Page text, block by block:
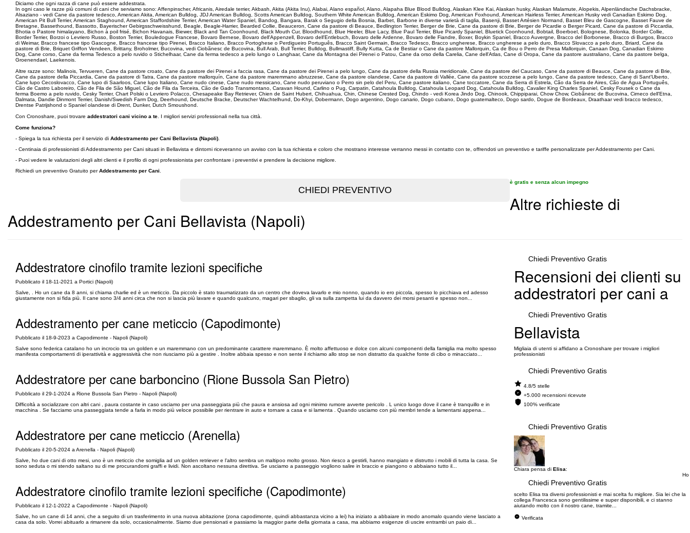
Diciamo che ogni razza di cane può essere addestrata.
In ogni caso le razze più comuni di cani che serviamo sono: Affenpinscher, Africanis, Airedale terrier, Akbash, Akita (Akita Inu), Alabai, Alano español, Alano, Alapaha Blue Blood Bulldog, Alaskan Klee Kai, Alaskan husky, Alaskan Malamute, Alopekis, Alpenländische Dachsbracke,
Alsaziano - vedi Cane da pastore tedesco, American Akita, American Bulldog, JDJ American Bulldog, Scotts American Bulldog, Southern White American Bulldog, American Eskimo Dog, American Foxhound, American Hairless Terrier, American Husky vedi Canadian Eskimo Dog,
American Pit Bull Terrier, American Staghound, American Staffordshire Terrier, American Water Spaniel, Bandog, Bangara, Barak o Segugio della Bosnia, Barbet, Barbone in diverse varietà di taglia, Basenji, Basset Artésien Normand, Basset Bleu de Gascogne, Basset Fauve de
Bretagne, Bassethound, Bassotto, Bayerischer Gebirgsschweisshund, Beagle, Beagle-Harrier, Bearded Collie, Beauceron, Cane da pastore di Beauce, Bedlington Terrier, Berger de Brie, Cane da pastore di Brie, Berger de Picardie o Berger Picard, Cane da pastore di Piccardia,
Bhotia o Pastore himalayano, Bichon à poil frisé, Bichon Havanais, Biewer, Black and Tan Coonhound, Black Mouth Cur, Bloodhound, Blue Heeler, Blue Lacy, Blue Paul Terrier, Blue Picardy Spaniel, Bluetick Coonhound, Bobtail, Boerboel, Bolognese, Bolonka, Border Collie,
Border Terrier, Borzoi o Levriero Russo, Boston Terrier, Bouledogue Francese, Bovaro Bernese, Bovaro dell'Appenzell, Bovaro dell'Entlebuch, Bovaro delle Ardenne, Bovaro delle Fiandre, Boxer, Boykin Spaniel, Bracco Auvergne, Bracco del Borbonese, Bracco di Burgos, Bracco
di Weimar, Bracco francese tipo Gascogne, Bracco francese tipo Pirenei, Bracco Italiano, Bracco Portoghese o Perdigueiro Português, Bracco Saint Germain, Bracco Tedesco, Bracco ungherese, Bracco ungherese a pelo duro, Bracco Slovacco a pelo duro, Briard, Cane da
pastore di Brie, Briquet Griffon Vendeen, Brittany, Broholmer, Bucovina, vedi Ciobãnesc de Bucovina, Bull Arab, Bull Terrier, Bulldog, Bullmastiff, Bully Kutta, Ca de Bestiar o Cane da pastore Mallorquin, Ca de Bou o Perro de Presa Mallorquin, Canaan Dog, Canadian Eskimo
Dog, Cane corso, Cane da ferma Tedesco a pelo ruvido o Stichelhaar, Cane da ferma tedesco a pelo lungo o Langhaar, Cane da Montagna dei Pirenei o Patou, Cane da orso della Carelia, Cane dell'Atlas, Cane di Oropa, Cane da pastore australiano, Cane da pastore belga,
Groenendael, Laekenois.
Altre razze sono: Malinois, Tervueren, Cane da pastore croato, Cane da pastore dei Pirenei a faccia rasa, Cane da pastore dei Pirenei a pelo lungo, Cane da pastore della Russia meridionale, Cane da pastore del Caucaso, Cane da pastore di Beauce, Cane da pastore di Brie,
Cane da pastore della Piccardia, Cane da pastore di Tatra, Cane da pastore mallorquín, Cane da pastore maremmano abruzzese, Cane da pastore olandese, Cane da pastore di Vallée, Cane da pastore scozzese a pelo lungo, Cane da pastore tedesco, Cane di Sant'Uberto,
Cane lupo Cecoslovacco, Cane lupo di Saarloos, Cane lupo Italiano, Cane nudo cinese, Cane nudo messicano, Cane nudo peruviano o Perro sin pelo del Peru, Cane pastore italiano, Cane toccatore, Cane da Serra di Estrela, Cão da Serra de Aires, Cão de Água Português,
Cão de Castro Laboreiro, Cão de Fila de São Miguel, Cão de Fila da Terceira, Cão de Gado Transmontano, Caravan Hound, Carlino o Pug, Carpatin, Catahoula Bulldog, Catahoula Leopard Dog, Catahoula Bulldog, Cavalier King Charles Spaniel, Cesky Fousek o Cane da
ferma Boemo a pelo ruvido, Cesky Terrier, Chart Polski o Levriero Polacco, Chesapeake Bay Retriever, Chien de Saint Hubert, Chihuahua, Chin, Chinese Crested Dog, Chindo - vedi Korea Jindo Dog, Chinook, Chippiparai, Chow Chow, Ciobãnesc de Bucovina, Cirneco dell'Etna,
Dalmata, Dandie Dinmont Terrier, Danish/Swedish Farm Dog, Deerhound, Deutsche Bracke, Deutscher Wachtelhund, Do-Khyi, Dobermann, Dogo argentino, Dogo canario, Dogo cubano, Dogo guatemalteco, Dogo sardo, Dogue de Bordeaux, Draathaar vedi bracco tedesco,
Drentse Patrijshond o Spaniel olandese di Drent, Dunker, Dutch Smoushond.
Con Cronoshare, puoi trovare addestratori cani vicino a te . I migliori servizi professionali nella tua città.
Come funziona?
- Spiega la tua richiesta per il servizio di Addestramento per Cani Bellavista (Napoli)
- Centinaia di professionisti di Addestramento per Cani situati in Bellavista e dintorni riceveranno un avviso con la tua richiesta e coloro che mostrano interesse verranno messi in contatto con te, offrendoti un preventivo e tariffe personalizzate per Addestramento per Cani.
- Puoi vedere le valutazioni degli altri clienti e il profilo di ogni professionista per confrontare i preventivi e prendere la decisione migliore.
Richiedi un preventivo Gratuito perAddestramento per Cani
è gratis e senza alcun impegno
Altre richieste di
Addestramento per Cani Bellavista (Napoli)
Addestratore cinofilo tramite lezioni specifiche
Pubblicato il 18-11-2021 a Portici (Napoli)
Salve, . Ho un cane da 8 anni, si chiama charlie ed è un meticcio. Da piccolo è stato traumatizzato da un centro che doveva lavarlo e mio nonno, quando io ero piccola, spesso lo picchiava ed adesso
giustamente non si fida più. Il cane sono 3/4 anni circa che non si lascia più lavare e quando qualcuno, magari per sbaglio, gli va sulla zampetta lui da davvero dei morsi pesanti e spesso non...
Chiedi Preventivo Gratis
Addestramento per cane meticcio (Capodimonte)
Pubblicato il 18-9-2023 a Capodimonte - Napoli (Napoli)
Salve sono federica catalano ho un incrocio tra un golden e un maremmano con un predominante carattere maremmano. È molto affettuoso e dolce con alcuni componenti della famiglia ma molto spesso
manifesta comportamenti di iperattività e aggressività che non riusciamo più a gestire . Inoltre abbaia spesso e non sente il richiamo allo stop se non distratto da qualche fonte di cibo o minacciato...
Chiedi Preventivo Gratis
Addestratore per cane barboncino (Rione Bussola San Pietro)
Pubblicato il 29-1-2024 a Rione Bussola San Pietro - Napoli (Napoli)
Difficoltà a socializzare con altri cani , paura costante in caso usciamo per una passeggiata più che paura e ansiosa ad ogni minimo rumore avverte pericolo . L unico luogo dove il cane è tranquillo e in
macchina . Se facciamo una passeggiata tende a farla in modo più veloce possibile per rientrare in auto e tornare a casa e si lamenta . Quando usciamo con più membri tende a lamentarsi appena...
Chiedi Preventivo Gratis
Addestratore per cane meticcio (Arenella)
Pubblicato il 20-5-2024 a Arenella - Napoli (Napoli)
Salve, ho due cani di otto mesi, uno è un meticcio che somiglia ad un golden retriever e l'altro sembra un maltipoo molto grosso. Non riesco a gestirli, hanno mangiato e distrutto i mobili di tutta la casa. Se
sono seduta o mi stendo saltano su di me procurandomi graffi e lividi. Non ascoltano nessuna direttiva. Se usciamo a passeggio vogliono salire in braccio e piangono o abbaiano tutto il...
Chiedi Preventivo Gratis
Addestratore cinofilo tramite lezioni specifiche (Capodimonte)
Pubblicato il 12-1-2022 a Capodimonte - Napoli (Napoli)
Salve, ho un cane di 14 anni, che a seguito di un trasferimento in una nuova abitazione (zona capodimonte, quindi abbastanza vicino a lei) ha iniziato a abbaiare in modo anomalo quando viene lasciato a
casa da solo. Vorrei abituarlo a rimanere da solo, occasionalmente. Siamo due pensionati e passiamo la maggior parte della giornata a casa, ma abbiamo esigenze di uscire entrambi un paio di...
Chiedi Preventivo Gratis
Recensioni dei clienti su
addestratori per cani a
Bellavista
Migliaia di utenti si affidano a Cronoshare per trovare i migliori
professionisti
4.8/5 stelle
+5.000 recensioni ricevute
100% verificate
Chiara pensa di Elisa:
Ho
scelto Elisa tra diversi professionisti e mai scelta fu migliore. Sia lei che la
collega Francesca sono gentilissime e super disponibili, e ci stanno
aiutando molto con il nostro cane, tramite...
Verificata